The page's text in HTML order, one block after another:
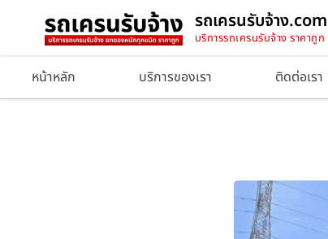
รถเครนรับจ้าง.com
บริการรถเครนรับจ้าง ราคาถูก
หน้าหลัก บริการของเรา ติดต่อเรา